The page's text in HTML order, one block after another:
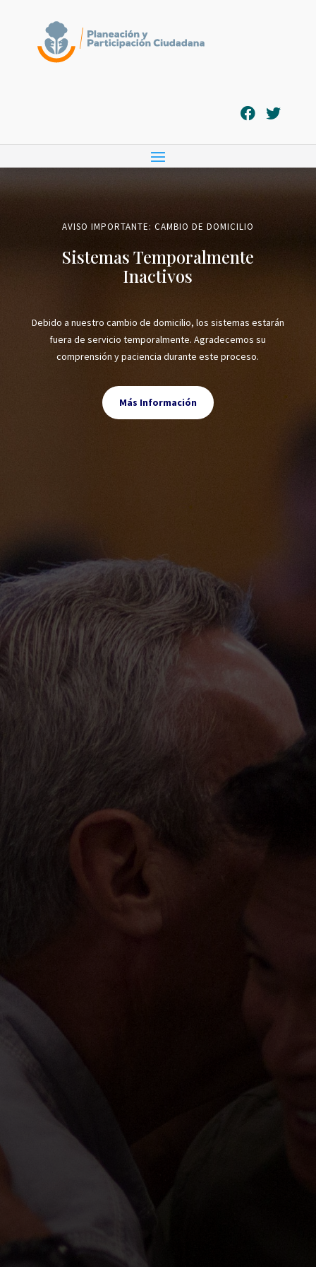
AVISO IMPORTANTE: CAMBIO DE DOMICILIO
Sistemas Temporalmente
Inactivos
Debido a nuestro cambio de domicilio, los sistemas estarán
fuera de servicio temporalmente. Agradecemos su
comprensión y paciencia durante este proceso.
Más Información